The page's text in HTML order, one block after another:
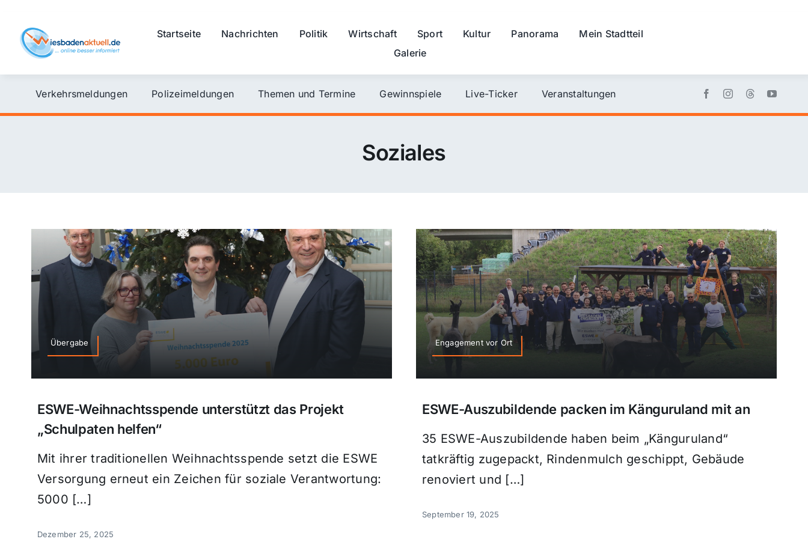
content
Startseite Nachrichten Politik Wirtschaft Sport Kultur Panorama
Mein Stadtteil
Galerie
Verkehrsmeldungen Polizeimeldungen Themen und Termine Gewinnspiele Live-Ticker Veranstaltungen
Soziales
Übergabe
ESWE-Weihnachtsspende unterstützt das Projekt
„Schulpaten helfen“
Mit ihrer traditionellen Weihnachtsspende setzt die ESWE
Versorgung erneut ein Zeichen für soziale Verantwortung:
5000 […]
Dezember 25, 2025
Engagement vor Ort
ESWE-Auszubildende packen im Känguruland mit an
35 ESWE-Auszubildende haben beim „Känguruland“
tatkräftig zugepackt, Rindenmulch geschippt, Gebäude
renoviert und […]
September 19, 2025